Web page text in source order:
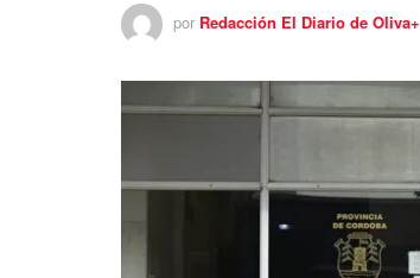
por Redacción El Diario de Oliva+